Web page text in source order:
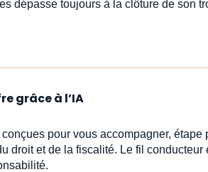
dépasse toujours à la clôture de son
grâce à l’IA
pour vous accompagner,
droit et de la fiscalité. Le fil